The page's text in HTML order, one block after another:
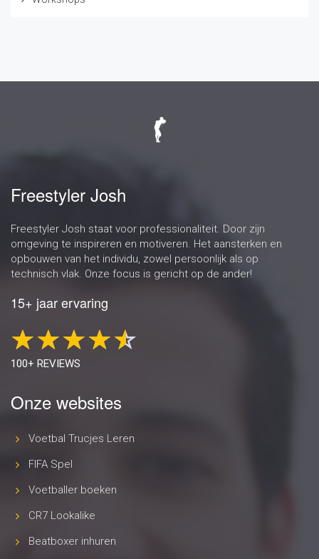
Freestyler Josh
Freestyler Josh staat voor professionaliteit. Door zijn
omgeving te inspireren en motiveren. Het aansterken en
opbouwen van het individu, zowel persoonlijk als op
technisch vlak. Onze focus is gericht op de ander!
15+ jaar ervaring
100+ REVIEWS
Onze websites
Voetbal Trucjes Leren
FIFA Spel
Voetballer boeken
CR7 Lookalike
Beatboxer inhuren